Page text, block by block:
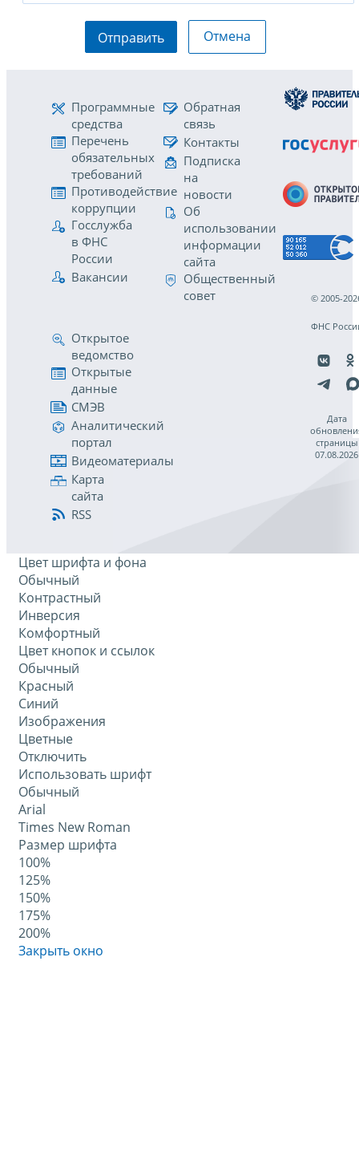
Отправить Отмена
Программные
средства
Перечень
обязательных
требований
Противодействие
коррупции
Госслужба
в ФНС
России
Вакансии
Обратная
связь
Контакты
Подписка
на
новости
Об
использовании
информации
сайта
Общественный
совет
Открытое
ведомство
Открытые
данные
СМЭВ
Аналитический
портал
Видеоматериалы
Карта
сайта
RSS
© 2005-
ФНС
Дата
страницы
07.08.2026
Цвет шрифта и фона
Обычный
Контрастный
Инверсия
Комфортный
Цвет кнопок и ссылок
Обычный
Красный
Синий
Изображения
Цветные
Отключить
Использовать шрифт
Обычный
Arial
Times New Roman
Размер шрифта
100%
125%
150%
175%
200%
Закрыть окно